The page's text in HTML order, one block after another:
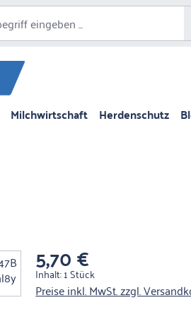
Milchwirtschaft Herdenschutz
Regulärer Preis:
5,70 €
Inhalt:1 Stück
Preise inkl. MwSt. zzgl.